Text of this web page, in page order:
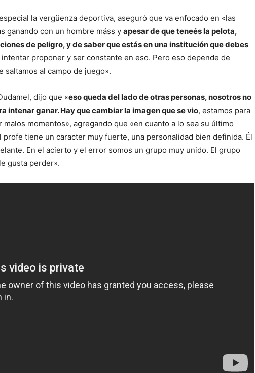
la vergüenza deportiva, aseguró que va enfocado en «las
ganando con un hombre máss y apesar de que teneés la pelota,
de peligro, y de saber que estás en una institución que debes
intentar proponer y ser constante en eso. Pero eso depende de
saltamos al campo de juego».
dijo que «eso queda del lado de otras personas, nosotros no
intenar ganar. Hay que cambiar la imagen que se vio, estamos para
malos momentos», agregando que «en cuanto a lo sea su último
profe tiene un caracter muy fuerte, una personalidad bien definida. Él
En el acierto y el error somos un grupo muy unido. El grupo
gusta perder».